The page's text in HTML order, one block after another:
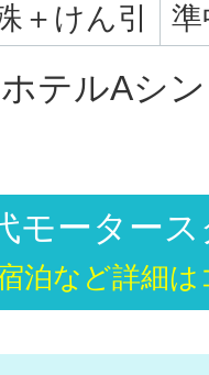
＋けん引
準
テルAシ
モーター
泊など詳細